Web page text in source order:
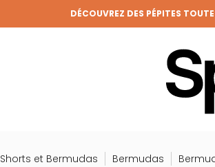
DÉCOUVREZ DES PÉPITES
FRAIS DE PORT
DEVENEZ MEMBRE DE LA
GRANDE
Shorts et Bermudas Bermudas